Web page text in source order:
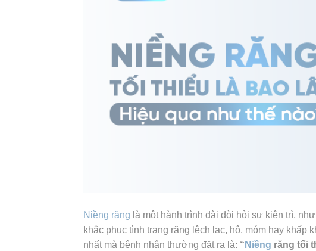
Niềng răng là một hành trình dài đòi hỏi sự kiên trì,
khắc phục tình trạng răng lệch lạc, hô, móm hay khấp
nhất mà bệnh nhân thường đặt ra là: “ Niềng răng tối